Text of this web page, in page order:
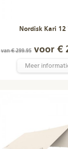
Nordisk Kari 12
van € 299.95voor €
Meer